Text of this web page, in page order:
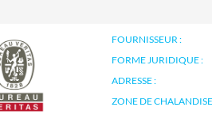
FOURNISSEUR :
FORME JURIDIQUE :
ADRESSE :
ZONE DE